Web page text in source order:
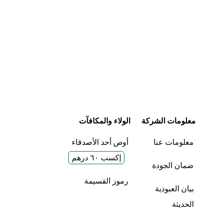
معلومات الشركة
معلومات عنا
ضمان الجودة
بيان العبودية
الحديثة
الولاء والمكافآت
أوص أحد الأصدقاء
إكسب ٦٠ درهم
رموز القسيمة